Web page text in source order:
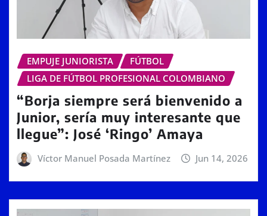
EMPUJE JUNIORISTA
FÚTBOL
LIGA DE FÚTBOL PROFESIONAL COLOMBIANO
“Borja siempre será bienvenido a
Junior, sería muy interesante que
llegue”: José ‘Ringo’ Amaya
Víctor Manuel Posada Martínez Jun 14, 2026